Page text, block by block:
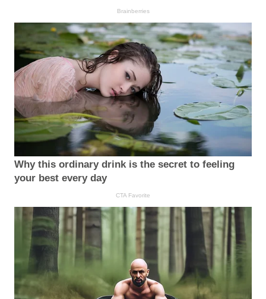
Brainberries
Why this ordinary drink is the secret to feeling
your best every day
CTA Favorite